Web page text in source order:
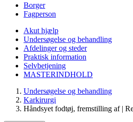
Borger
Fagperson
Akut hjælp
Undersøgelse og behandling
Afdelinger og steder
Praktisk information
Selvbetjening
MASTERINDHOLD
Undersøgelse og behandling
Karkirurgi
Håndsyet fodtøj, fremstilling af |